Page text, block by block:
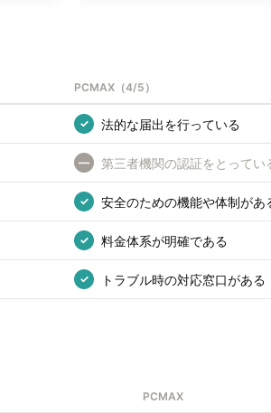
PCMAX （4/5 ）
✓ 法的な届出を行っている
— 第三者機関の認証をとってい
✓ 安全のための機能や体制があ
✓ 料金体系が明確である
✓ トラブル時の対応窓口がある
PCMAX